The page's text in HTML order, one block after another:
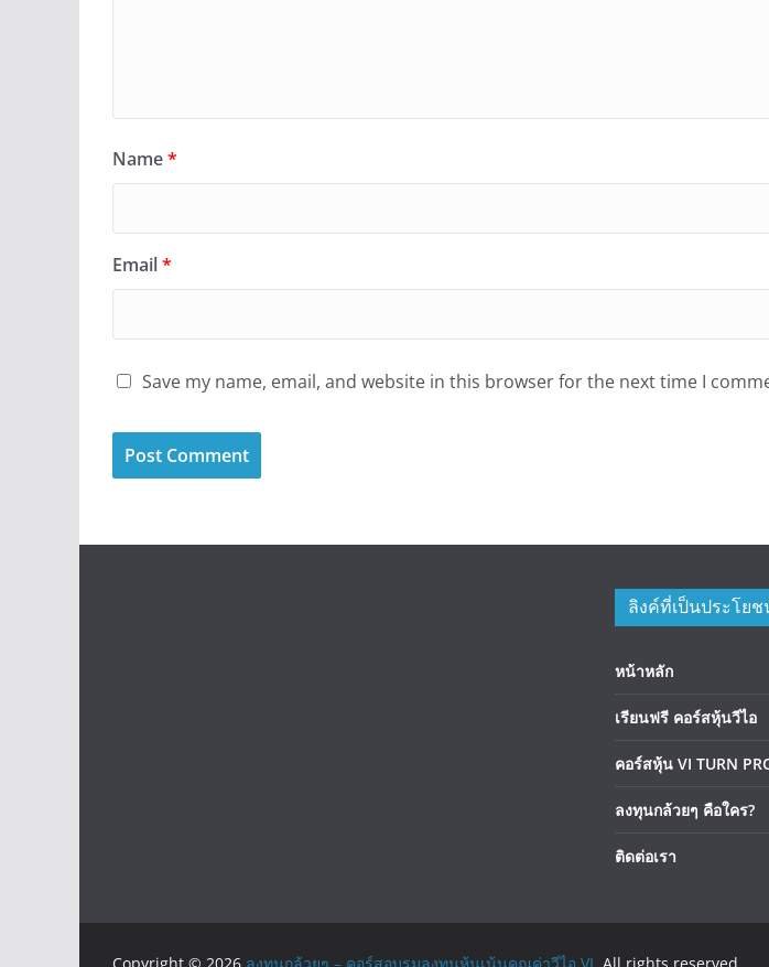
Name*
Email*
Save my name, email, and website in this browser for the next time I
ลิงค์ที่เป็นประโย
หน้าหลัก
เรียนฟรี คอร์สหุ้นวีไอ
คอร์สหุ้น VI TURN
ลงทุนกล้วยๆ คือใคร?
ติดต่อเรา